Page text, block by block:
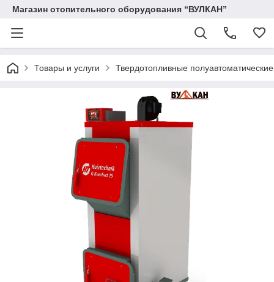
Магазин отопительного оборудования “ВУЛКАН”
Товары и услуги Твердотопливные